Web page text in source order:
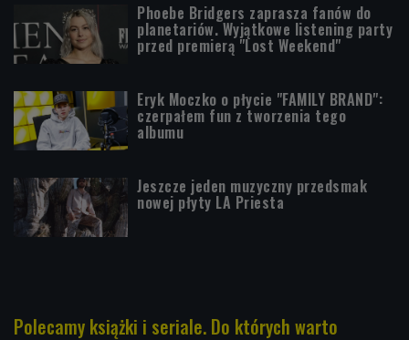
Phoebe Bridgers zaprasza fanów do
planetariów. Wyjątkowe listening party
przed premierą "Lost Weekend"
Eryk Moczko o płycie "FAMILY BRAND":
czerpałem fun z tworzenia tego
albumu
Jeszcze jeden muzyczny przedsmak
nowej płyty LA Priesta
Polecamy książki i seriale. Do których warto